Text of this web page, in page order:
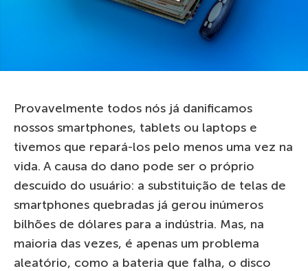
Provavelmente todos nós já danificamos
nossos smartphones, tablets ou laptops e
tivemos que repará-los pelo menos uma vez na
vida. A causa do dano pode ser o próprio
descuido do usuário: a substituição de telas de
smartphones quebradas já gerou inúmeros
bilhões de dólares para a indústria. Mas, na
maioria das vezes, é apenas um problema
aleatório, como a bateria que falha, o disco